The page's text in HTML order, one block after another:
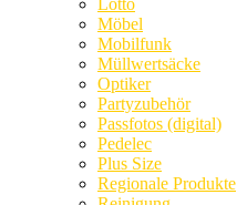
Lotto
Möbel
Mobilfunk
Müllwertsäcke
Optiker
Partyzubehör
Passfotos (digital)
Pedelec
Plus Size
Regionale Produkte